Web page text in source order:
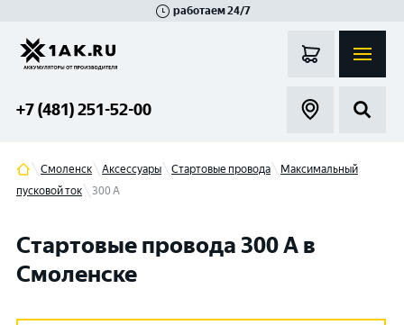
работаем 24/7
+7 (481) 251-52-00
Смоленск Аксессуары Стартовые провода
Максимальный
пусковой ток
300 A
Стартовые провода 300 A в
Смоленске
Гатчина